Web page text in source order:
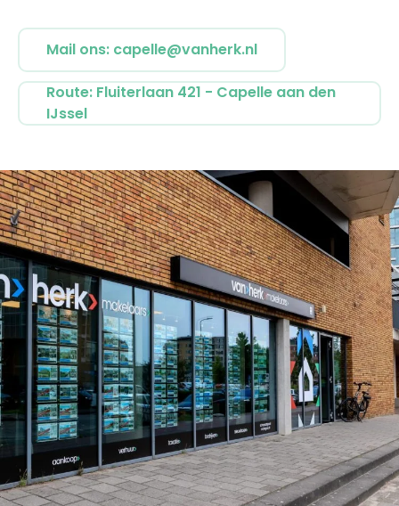
Mail ons: capelle@vanherk.nl
Route: Fluiterlaan 421 - Capelle aan den
IJssel